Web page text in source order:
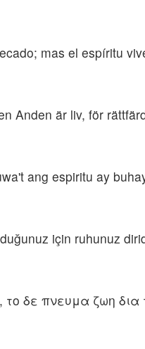
mas el espíritu
Anden är liv, för
ang espiritu ay
için ruhunuz
δε πνευμα ζωη δια